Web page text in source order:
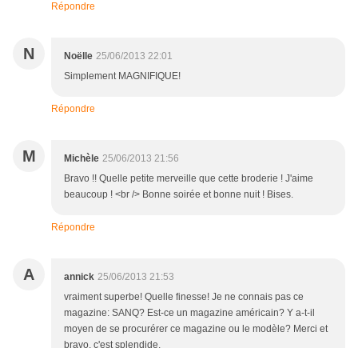
Répondre
N Noëlle 25/06/2013 22:01
Simplement MAGNIFIQUE!
Répondre
M Michèle 25/06/2013 21:56
Bravo !! Quelle petite merveille que cette broderie ! J'aime
beaucoup ! <br /> Bonne soirée et bonne nuit ! Bises.
Répondre
A annick 25/06/2013 21:53
vraiment superbe! Quelle finesse! Je ne connais pas ce
magazine: SANQ? Est-ce un magazine américain? Y a-t-il
moyen de se procurérer ce magazine ou le modèle? Merci et
bravo, c'est splendide.